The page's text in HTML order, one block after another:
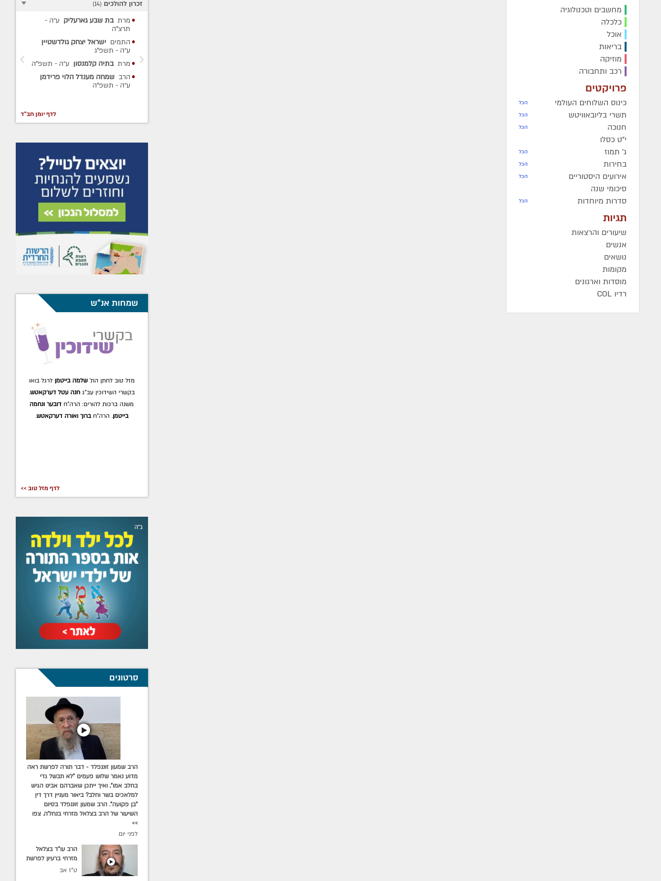
מחשבים וטכנולוגיה
כלכלה
אוכל
בריאות
מוזיקה
רכב ותחבורה
פרויקטים
כינוס השלוחים העולמי הכל
תשרי בליובאוויטש הכל
חנוכה הכל
י"ט כסלו
ג' תמוז
הכל
בחירות הכל
אירועים היסטוריים הכל
סיכומי שנה
סדרות מיוחדות
הכל
תגיות
שיעורים והרצאות
אנשים
נושאים
מקומות
מוסדות וארגונים
רדיו COL
זכרון להולכים (
14
)
בת שבע גארעליק
ישראל יצחק גולדשטיין
- תשפ"ג
בתיה קלמנסון
שמחה מענדל הלוי פרידמן
- תשפ"ה
הרה"ח יוסף שיינער ע״ה-
מרת אסתר שרון
הרה"ח שמואל דוד בר טוב ע״ה
תשע"ב
הנערה מירל פופאק ע״ה
- תשע"א
הרבנית לאה רייטשיק ע״ה -
תשס"ז
לדף יומן חב"ד
שמחות אנ"ש
מזל טוב לחתן הת'שלמה בייטמן לרגל בואו
בקשרי השידוכין עב"גחנה עטל דערקאטש.
משנה ברכות להורים: הרה"ח דובער ונחמה
בייטמן. הרה"חברוך ואורה דערקאטש.
לדף מזל טוב >>
סרטונים
הרב שמעון זוננפלד - דבר תורה לפרשת ראה
מדוע נאמר שלוש פעמים "לא תבשל גדי
בחלב אמו", ואיך ייתכן שאברהם אבינו הגיש
למלאכים בשר וחלב? ביאור מעניין דרך דין
"בן פקועה". הרב שמעון זוננפלד בסיום
השיעור של הרב בצלאל מזרחי בנחל'ה. צפו
>>
לפני יום
הרב עו"ד בצלאל
מזרחי ברעיון לפרשת
השבוע: כיצד מועילה
ט"ז אב